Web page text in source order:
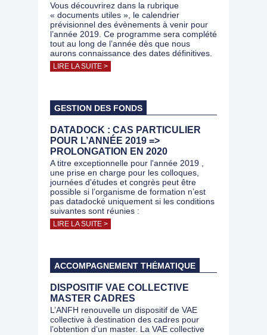
Vous découvrirez dans la rubrique
« documents utiles », le calendrier
prévisionnel des évènements à venir pour
l’année 2019. Ce programme sera complété
tout au long de l’année dès que nous
aurons connaissance des dates définitives.
LIRE LA SUITE >
GESTION DES FONDS
DATADOCK : CAS PARTICULIER
POUR L’ANNÉE 2019 =>
PROLONGATION EN 2020
A titre exceptionnelle pour l'année 2019 ,
une prise en charge pour les colloques,
journées d'études et congrès peut être
possible si l’organisme de formation n’est
pas datadocké uniquement si les conditions
suivantes sont réunies :
LIRE LA SUITE >
ACCOMPAGNEMENT THÉMATIQUE
DISPOSITIF VAE COLLECTIVE
MASTER CADRES
L’ANFH renouvelle un dispositif de VAE
collective à destination des cadres pour
l’obtention d’un master. La VAE collective